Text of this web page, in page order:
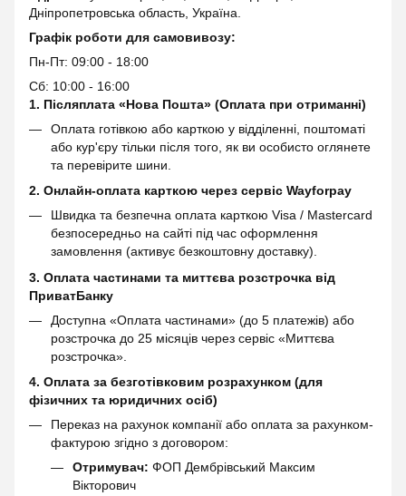
Дніпропетровська область, Україна.
Графік роботи для самовивозу:
Пн-Пт: 09:00 - 18:00
Сб: 10:00 - 16:00
1. Післяплата «Нова Пошта» (Оплата при отриманні)
Оплата готівкою або карткою у відділенні, поштоматі
або кур'єру тільки після того, як ви особисто оглянете
та перевірите шини.
2. Онлайн-оплата карткою через сервіс Wayforpay
Швидка та безпечна оплата карткою Visa / Mastercard
безпосередньо на сайті під час оформлення
замовлення (активує безкоштовну доставку).
3. Оплата частинами та миттєва розстрочка від
ПриватБанку
Доступна «Оплата частинами» (до 5 платежів) або
розстрочка до 25 місяців через сервіс «Миттєва
розстрочка».
4. Оплата за безготівковим розрахунком (для
фізичних та юридичних осіб)
Переказ на рахунок компанії або оплата за рахунком-
фактурою згідно з договором:
Отримувач: ФОП Дембрівський Максим
Вікторович